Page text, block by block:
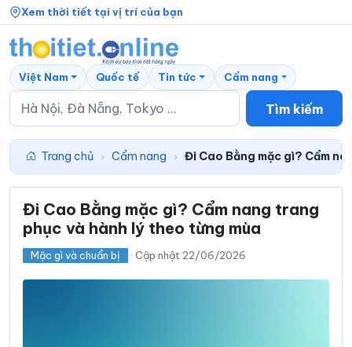
Xem thời tiết tại vị trí của bạn
Tìm kiếm
Việt Nam Quốc tế Tin tức Cẩm nang
Trang chủ › Cẩm nang › Đi Cao Bằng mặc gì? Cẩm
Đi Cao Bằng mặc gì? Cẩm nang trang
phục và hành lý theo từng mùa
Mặc gì và chuẩn bị · Cập nhật 22/06/2026